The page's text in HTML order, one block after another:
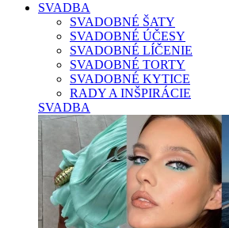
SVADBA
SVADOBNÉ ŠATY
SVADOBNÉ ÚČESY
SVADOBNÉ LÍČENIE
SVADOBNÉ TORTY
SVADOBNÉ KYTICE
RADY A INŠPIRÁCIE
SVADBA